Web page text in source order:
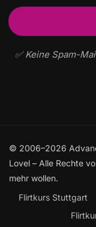
✅ Keine Spam-
© 2006–2026
Lovel – Alle Rechte
mehr wollen.
Flirtkurs Stuttgart